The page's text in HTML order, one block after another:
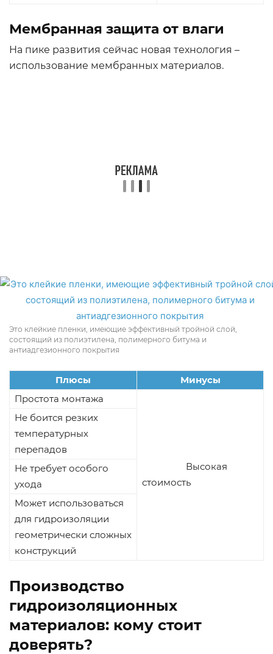
Мембранная защита от влаги
На пике развития сейчас новая технология –
использование мембранных материалов.
Это клейкие пленки, имеющие эффективный тройной слой,
состоящий из полиэтилена, полимерного битума и
антиадгезионного покрытия
Плюсы
Минусы
Простота монтажа
Высокая
стоимость
Не боится резких
температурных
перепадов
Не требует особого
ухода
Может использоваться
для гидроизоляции
геометрически сложных
конструкций
Производство
гидроизоляционных
материалов: кому стоит
доверять?